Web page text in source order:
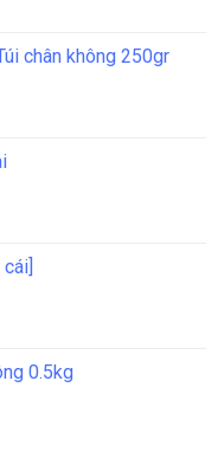
chân không 250gr
0.5kg